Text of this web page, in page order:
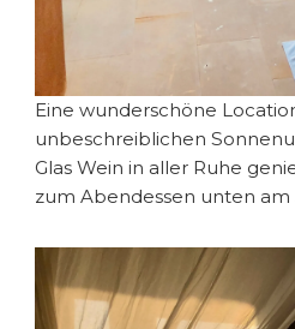
Eine wunderschöne
unbeschreiblichen
Glas Wein in aller Ruhe
zum Abendessen unten am